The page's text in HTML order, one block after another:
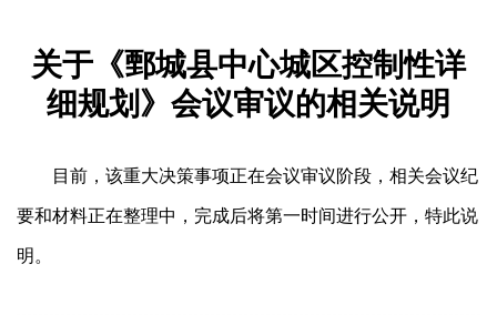
关于《鄄城县中心城区控制性详
细规划》会议审议的相关说明
目前，该重大决策事项正在会议审议阶段，相关会议纪
要和材料正在整理中，完成后将第一时间进行公开，特此说
明。